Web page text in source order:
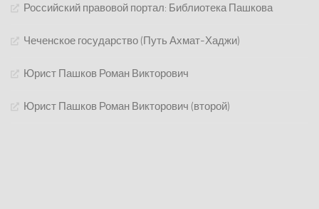
Российский правовой портал: Библиотека Пашкова
Чеченское государство (Путь Ахмат-Хаджи)
Юрист Пашков Роман Викторович
Юрист Пашков Роман Викторович (второй)